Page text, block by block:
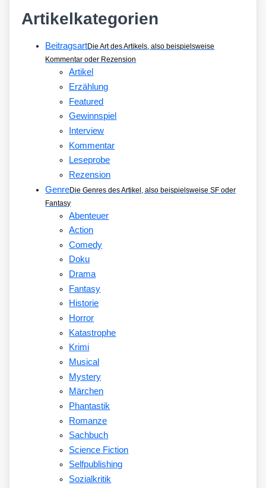
Artikelkategorien
BeitragsartDie Art des Artikels, also beispielsweise
Kommentar oder Rezension
Artikel
Erzählung
Featured
Gewinnspiel
Interview
Kommentar
Leseprobe
Rezension
GenreDie Genres des Artikel, also beispielsweise SF oder
Fantasy
Abenteuer
Action
Comedy
Doku
Drama
Fantasy
Historie
Horror
Katastrophe
Krimi
Musical
Mystery
Märchen
Phantastik
Romanze
Sachbuch
Science Fiction
Selfpublishing
Sozialkritik